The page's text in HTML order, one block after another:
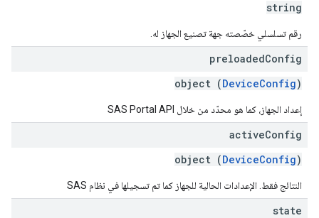
string
رقم تسلسلي خصّصته جهة تصنيع الجهاز له.
preloadedConfig
object (DeviceConfig)
إعداد الجهاز، كما هو محدّد من خلال SAS Portal API
activeConfig
object (DeviceConfig)
النتائج فقط. الإعدادات الحالية للجهاز كما تم تسجيلها في نظام SAS
state